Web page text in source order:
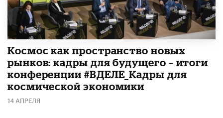
Космос как пространство новых
рынков: кадры для будущего – итоги
конференции #ВДЕЛЕ_Кадры для
космической экономики
14 АПРЕЛЯ